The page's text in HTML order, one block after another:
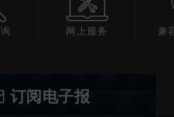
网上服务 兼
订阅电子报